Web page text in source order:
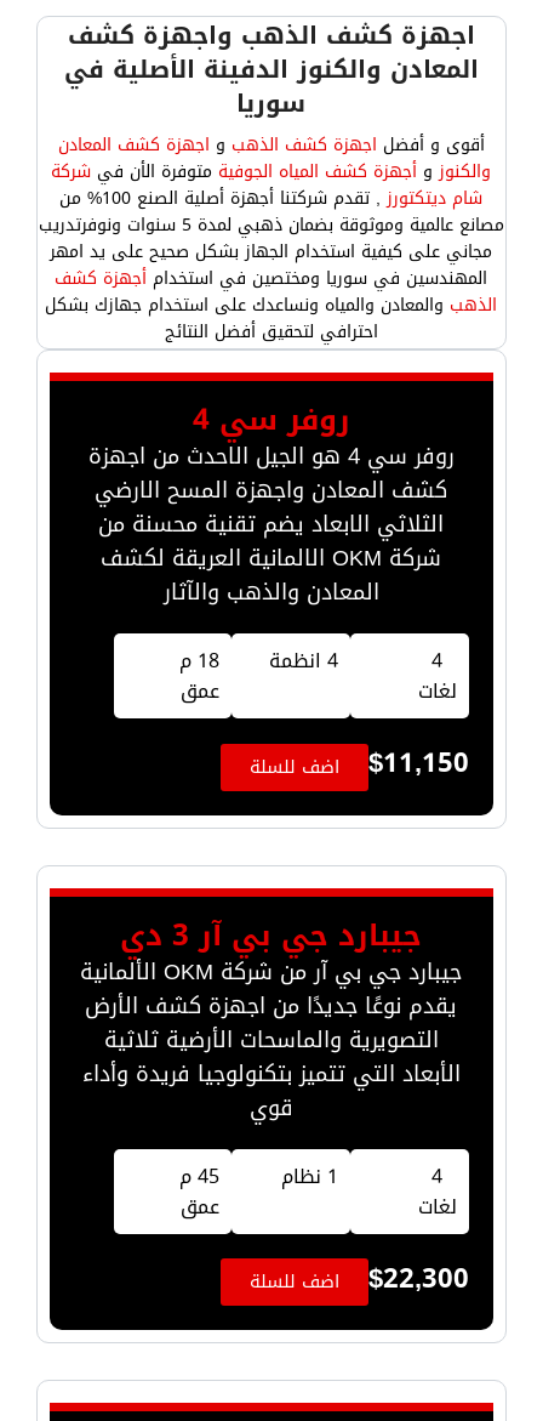
اجهزة كشف الذهب واجهزة كشف
المعادن والكنوز الدفينة الأصلية في
سوريا
أقوى و أفضل اجهزة كشف الذهب و اجهزة كشف المعادن
والكنوزو أجهزة كشف المياه الجوفية متوفرة الأن في شركة
شام ديتكتورز
, تقدم شركتنا أجهزة أصلية الصنع 100% من
مصانع عالمية وموثوقة بضمان ذهبي لمدة 5 سنوات ونوفرتدريب
مجاني على كيفية استخدام الجهاز بشكل صحيح على يد امهر
المهندسين في سوريا ومختصين في استخدامأجهزة كشف
الذهب والمعادن والمياه ونساعدك على استخدام جهازك بشكل
احترافي لتحقيق أفضل النتائج
روفر سي 4
روفر سي 4 هو الجيل الاحدث من اجهزة
كشف المعادن واجهزة المسح الارضي
الثلاثي الابعاد يضم تقنية محسنة من
شركة OKM الالمانية العريقة لكشف
المعادن والذهب والآثار
4
لغات
4 انظمة
18 م
عمق
$11,150 اضف للسلة
جيبارد جي بي آر 3 دي
جيبارد جي بي آر من شركة OKM الألمانية
يقدم نوعًا جديدًا من اجهزة كشف الأرض
التصويرية والماسحات الأرضية ثلاثية
الأبعاد التي تتميز بتكنولوجيا فريدة وأداء
قوي
4
لغات
1 نظام
45 م
عمق
$22,300 اضف للسلة